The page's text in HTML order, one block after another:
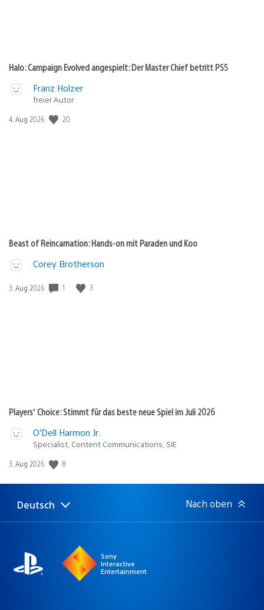
Halo: Campaign Evolved angespielt: Der Master Chief betritt PS5
Franz Holzer
freier Autor
Veröffentlichungsdatum:
4. Aug 2026 20
Beast of Reincarnation: Hands-on mit Paraden und Koo
Corey Brotherson
Veröffentlichungsdatum:
3. Aug 2026 1 3
Players’ Choice: Stimmt für das beste neue Spiel im Juli 2026
O’Dell Harmon Jr.
Specialist, Content Communications, SIE
Veröffentlichungsdatum:
3. Aug 2026 8
Select
Aktuelle
Deutsch Nach oben
Sony
Interactive
Entertainment